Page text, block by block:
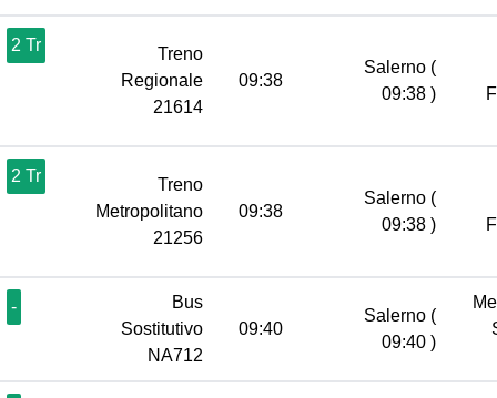
2 Tr
Treno
Regionale
21614
09:38
Salerno (
09:38 )
2 Tr
Treno
Metropolitano
21256
09:38
Salerno (
09:38 )
-
Bus
Sostitutivo
NA712
09:40
Salerno (
09:40 )